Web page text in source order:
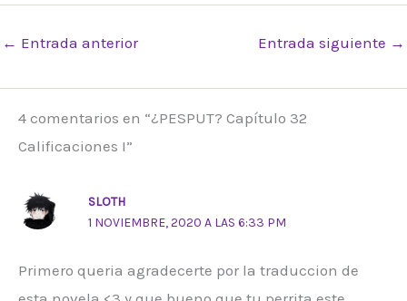
← Entrada anterior Entrada siguiente →
4 comentarios en “¿PESPUT? Capítulo 32
Calificaciones I”
SLOTH
1 NOVIEMBRE, 2020 A LAS 6:33 PM
Primero queria agradecerte por la traduccion de